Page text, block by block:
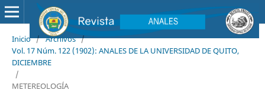
Inicio / Archivos /
Vol. 17 Núm. 122 (1902): ANALES DE LA UNIVERSIDAD DE QUITO,
DICIEMBRE
/
METEREOLOGÍA